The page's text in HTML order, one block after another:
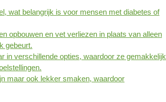
wat belangrijk is voor mensen met diabetes of
opbouwen en vet verliezen in plaats van alleen
gebeurt.
in verschillende opties, waardoor ze gemakkelijk
maar ook lekker smaken, waardoor